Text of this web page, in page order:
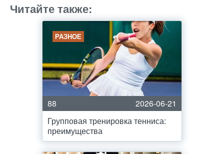
Читайте также:
РАЗНОЕ
88
2026-06-21
Групповая тренировка тенниса:
преимущества